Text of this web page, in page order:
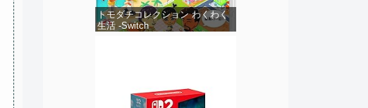
トモダチコレクション わくわく
生活 -Switch